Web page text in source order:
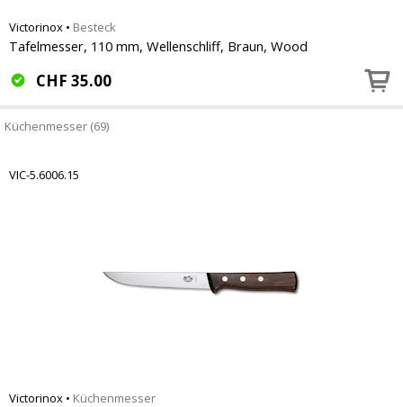
Victorinox • Besteck
Tafelmesser, 110 mm, Wellenschliff, Braun, Wood
CHF 35.00
Küchenmesser (69)
VIC-5.6006.15
Victorinox • Küchenmesser